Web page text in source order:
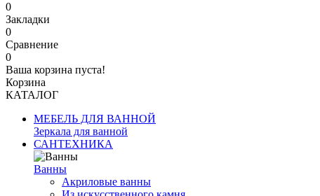
0
Закладки
0
Сравнение
0
Ваша корзина пуста!
Корзина
КАТАЛОГ
МЕБЕЛЬ ДЛЯ ВАННОЙ
Зеркала для ванной
САНТЕХНИКА
Ванны
Акриловые ванны